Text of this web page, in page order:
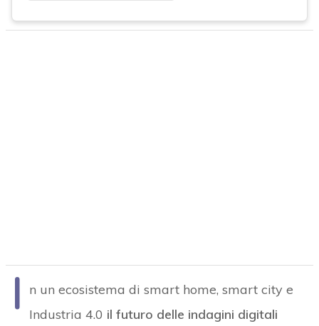
I
n un ecosistema di smart home, smart city e
Industria 4.0 il futuro delle indagini digitali